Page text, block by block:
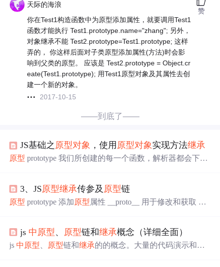
天际的海浪
你在Test1构造函数中为原型添加属性，就要调用Test1
函数才能执行 Test1.prototype.name="zhang"; 另外，
对象继承不能 Test2.prototype=Test1.prototype; 这样
弄的， 你这样后面对子类原型添加属性(方法)时会影
响到父类的原型。 应该是 Test2.prototype = Object.cr
eate(Test1.prototype); 用Test1原型对象及其属性去创
建一个新的对象。
2017-10-15
赞
——到底了——
JS基础之 原型对象 ，使用 原型对象实现方法继承
原型 prototype 我们所创建的每一个函数，解析器都会下个
任何作用 如果作为构造函数被调用，每一个创建的实例都
会有一个__proto__ 隐含属性，这个属性指向这个函数的
有内容放到原型 对象中。 语法：MyClass.prototype.（属
性、方法） = 具体属性或
3、JS原型继承传参及 原型链
原型 prototype 添加原型属性 __proto__ 用于修改和获取 原
erson.prototype.action = function(){ return th...
js 中 原型 、 原型链和继承概念（详细全面）
js 中 原型 原型链和继承的的概念。大量的代码演示和个